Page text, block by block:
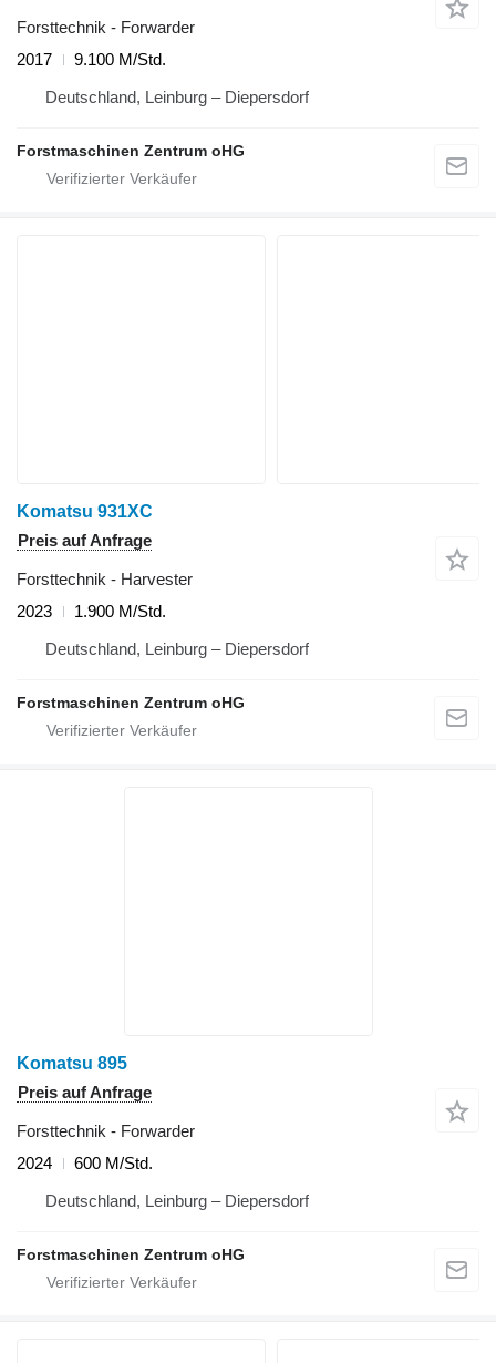
Forsttechnik - Forwarder
2017
9.100 M/Std.
Deutschland, Leinburg – Diepersdorf
Forstmaschinen Zentrum oHG
Komatsu 931XC
Preis auf Anfrage
Forsttechnik - Harvester
2023
1.900 M/Std.
Deutschland, Leinburg – Diepersdorf
Forstmaschinen Zentrum oHG
Komatsu 895
Preis auf Anfrage
Forsttechnik - Forwarder
2024
600 M/Std.
Deutschland, Leinburg – Diepersdorf
Forstmaschinen Zentrum oHG